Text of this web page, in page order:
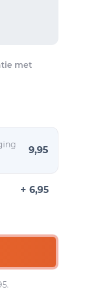
met
9,95
+ 6,95